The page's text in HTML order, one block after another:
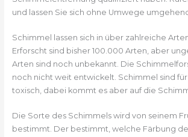
und lassen Sie sich ohne Umwege
Schimmel lassen sich in über zahlreiche
Erforscht sind bisher 100.000 Arten, aber
Arten sind noch unbekannt. Die
noch nicht weit entwickelt. Schimmel sind für
toxisch, dabei kommt es aber auf die
Die Sorte des Schimmels wird von seinem
bestimmt. Der bestimmt, welche Färbung